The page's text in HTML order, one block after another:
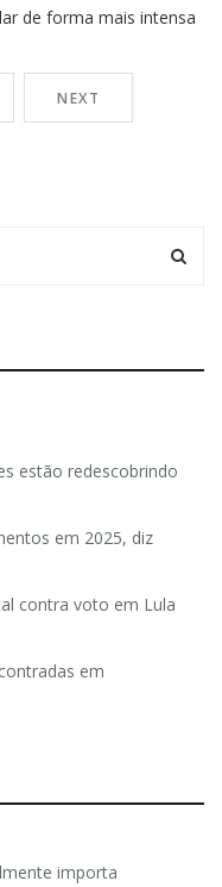
de forma mais intensa
que nos levam a
para […]
NEXT
estão redescobrindo
em 2025, diz
contra voto em Lula
em
importa